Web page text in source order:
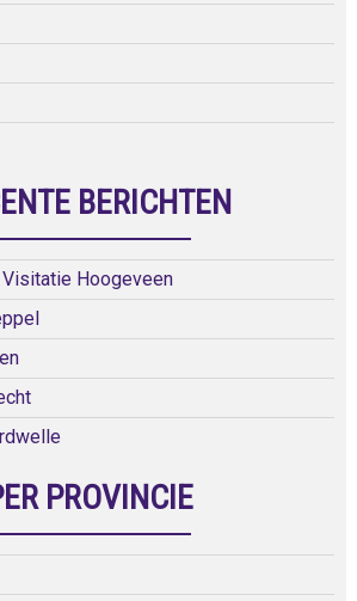
BERICHTEN
Hoogeveen
PROVINCIE